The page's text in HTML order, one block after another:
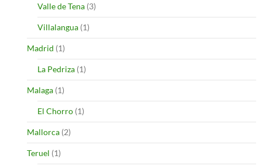
Valle de Tena (3)
Villalangua (1)
Madrid (1)
La Pedriza (1)
Malaga (1)
El Chorro (1)
Mallorca (2)
Teruel (1)